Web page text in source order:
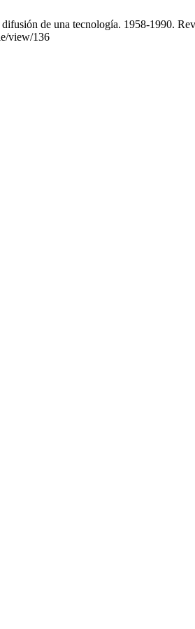
de una tecnología. 1958-1990.
view/136